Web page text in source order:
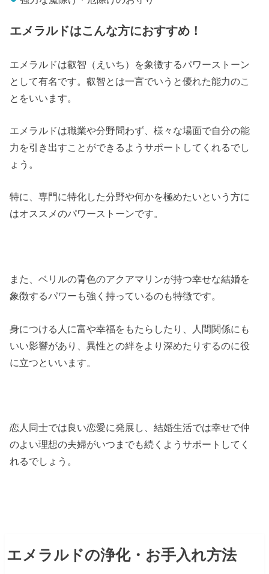
エメラルドはこんな方におすすめ！
エメラルドは叡智（えいち）を象徴するパワーストーン
として有名です。叡智とは一言でいうと優れた能力のこ
とをいいます。
エメラルドは職業や分野問わず、様々な場面で自分の能
力を引き出すことができるようサポートしてくれるでし
ょう。
特に、専門に特化した分野や何かを極めたいという方に
はオススメのパワーストーンです。
また、ベリルの青色のアクアマリンが持つ幸せな結婚を
象徴するパワーも強く持っているのも特徴です。
身につける人に富や幸福をもたらしたり、人間関係にも
いい影響があり、異性との絆をより深めたりするのに役
に立つといいます。
恋人同士では良い恋愛に発展し、結婚生活では幸せで仲
のよい理想の夫婦がいつまでも続くようサポートしてく
れるでしょう。
エメラルドの浄化・お手入れ方法